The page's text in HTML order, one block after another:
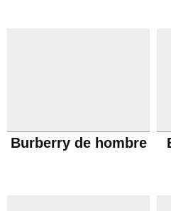
Burberry de hombre